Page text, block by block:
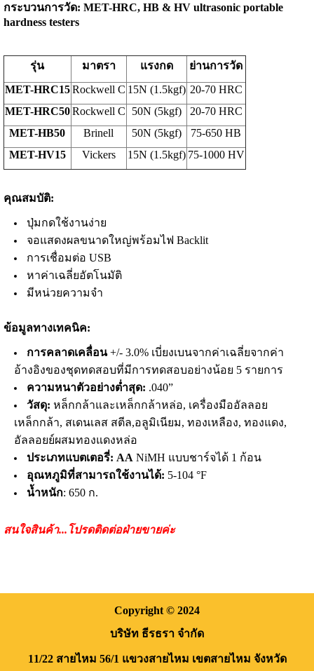
กระบวนการวัด: MET-HRC, HB & HV ultrasonic portable
hardness testers
รุ่น มาตรา แรงกด
ย่านการวัด
MET-HRC15Rockwell C 15N (1.5kgf) 20-70 HRC
MET-HRC50Rockwell C 50N (5kgf)
20-70 HRC
MET-HB50
Brinell 50N (5kgf)
75-650 HB
MET-HV15
Vickers 15N (1.5kgf) 75-1000 HV
คุณสมบัติ:
ปุ่มกดใช้งานง่าย
จอแสดงผลขนาดใหญ่พร้อมไฟ Backlit
การเชื่อมต่อ USB
หาค่าเฉลี่ยอัตโนมัติ
มีหน่วยความจำ
ข้อมูลทางเทคนิค:
การคลาดเคลื่อน+/- 3.0% เบี่ยงเบนจากค่าเฉลี่ยจากค่า
อ้างอิงของชุดทดสอบที่มีการทดสอบอย่างน้อย 5 รายการ
ความหนาตัวอย่างต่ำสุด: .040”
วัสดุ: หล็กกล้าและเหล็กกล้าหล่อ, เครื่องมืออัลลอย
เหล็กกล้า, สเดนเลส สตีล,อลูมิเนียม, ทองเหลือง, ทองแดง,
อัลลอยย์ผสมทองแดงหล่อ
ประเภทแบตเตอรี่: AA NiMH แบบชาร์จได้ 1 ก้อน
อุณหภูมิที่สามารถใช้งานได้: 5-104 °F
น้ำหนัก: 650 ก.
สนใจสินค้า...โปรดติดต่อฝ่ายขายค่ะ
Copyright © 2024
บริษัท ธีรธรา จำกัด
11/22 สายไหม 56/1 แขวงสายไหม เขตสายไหม จังหวัด